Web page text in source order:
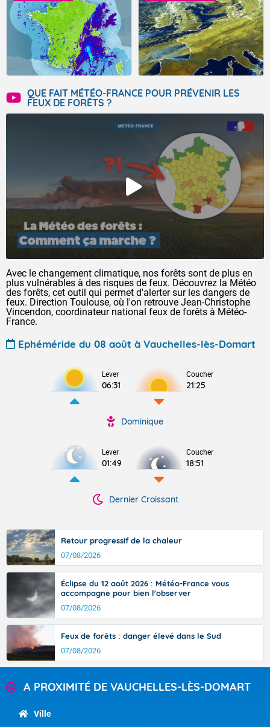
QUE FAIT MÉTÉO-FRANCE POUR PRÉVENIR LES
FEUX DE FORÊTS ?
Avec le changement climatique, nos forêts sont de plus en
plus vulnérables à des risques de feux. Découvrez la Météo
des forêts, cet outil qui permet d'alerter sur les dangers de
feux. Direction Toulouse, où l'on retrouve Jean-Christophe
Vincendon, coordinateur national feux de forêts à Météo-
France.
Ephéméride du 08 août à Vauchelles-lès-Domart
Lever
06:31
Coucher
21:25
Dominique
Lever
01:49
Coucher
18:51
Dernier Croissant
Retour progressif de la chaleur
07/08/2026
Éclipse du 12 août 2026 : Météo-France vous
accompagne pour bien l'observer
07/08/2026
Feux de forêts : danger élevé dans le Sud
07/08/2026
A PROXIMITÉ DE VAUCHELLES-LÈS-DOMART
Ville